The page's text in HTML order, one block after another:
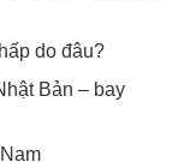
do đâu?
Bản – bay